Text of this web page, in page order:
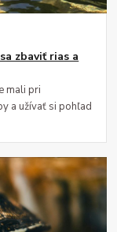
zbaviť rias a
mali pri
a užívať si pohľad